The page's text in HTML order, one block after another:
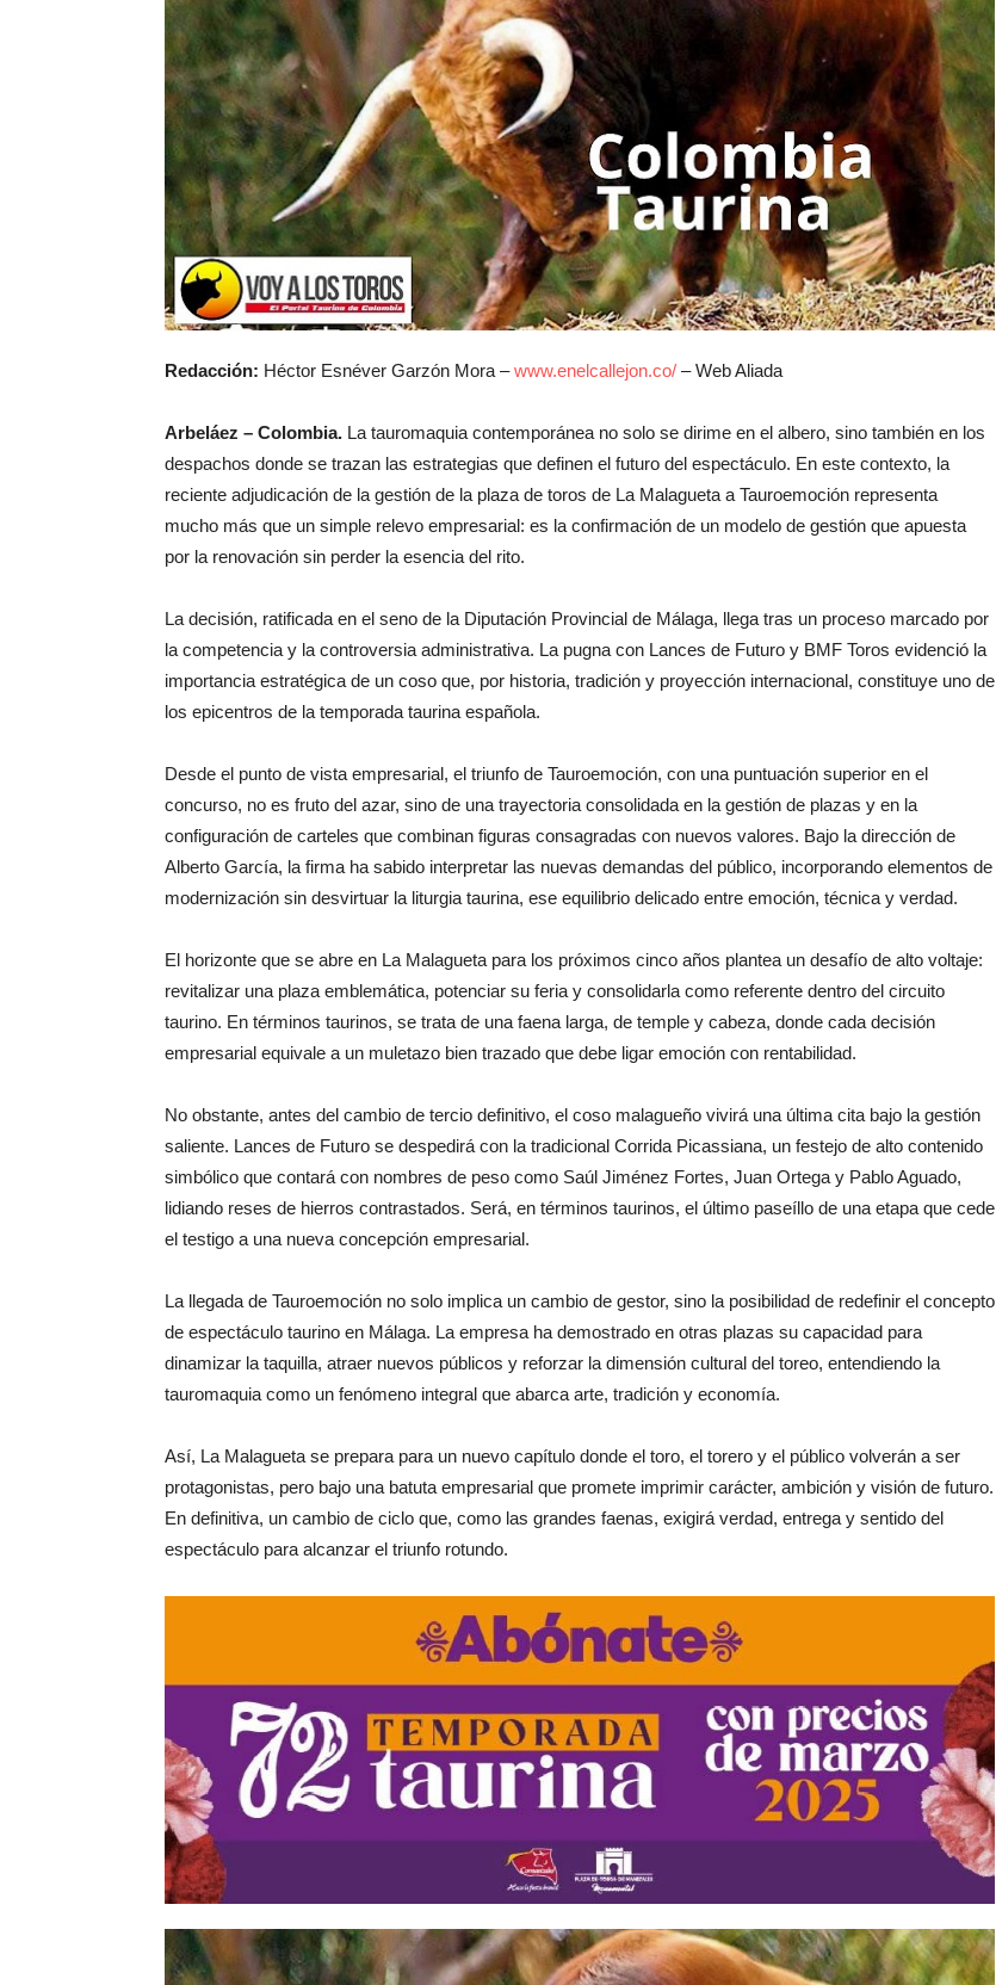
Redacción: Héctor Esnéver Garzón Mora –www.enelcallejon.co/ – Web Aliada
Arbeláez – Colombia. La tauromaquia contemporánea no solo se dirime en el albero, sino también en los
despachos donde se trazan las estrategias que definen el futuro del espectáculo. En este contexto, la
reciente adjudicación de la gestión de la plaza de toros de La Malagueta a Tauroemoción representa
mucho más que un simple relevo empresarial: es la confirmación de un modelo de gestión que apuesta
por la renovación sin perder la esencia del rito.
La decisión, ratificada en el seno de la Diputación Provincial de Málaga, llega tras un proceso marcado por
la competencia y la controversia administrativa. La pugna con Lances de Futuro y BMF Toros evidenció la
importancia estratégica de un coso que, por historia, tradición y proyección internacional, constituye uno de
los epicentros de la temporada taurina española.
Desde el punto de vista empresarial, el triunfo de Tauroemoción, con una puntuación superior en el
concurso, no es fruto del azar, sino de una trayectoria consolidada en la gestión de plazas y en la
configuración de carteles que combinan figuras consagradas con nuevos valores. Bajo la dirección de
Alberto García, la firma ha sabido interpretar las nuevas demandas del público, incorporando elementos de
modernización sin desvirtuar la liturgia taurina, ese equilibrio delicado entre emoción, técnica y verdad.
El horizonte que se abre en La Malagueta para los próximos cinco años plantea un desafío de alto voltaje:
revitalizar una plaza emblemática, potenciar su feria y consolidarla como referente dentro del circuito
taurino. En términos taurinos, se trata de una faena larga, de temple y cabeza, donde cada decisión
empresarial equivale a un muletazo bien trazado que debe ligar emoción con rentabilidad.
No obstante, antes del cambio de tercio definitivo, el coso malagueño vivirá una última cita bajo la gestión
saliente. Lances de Futuro se despedirá con la tradicional Corrida Picassiana, un festejo de alto contenido
simbólico que contará con nombres de peso como Saúl Jiménez Fortes, Juan Ortega y Pablo Aguado,
lidiando reses de hierros contrastados. Será, en términos taurinos, el último paseíllo de una etapa que cede
el testigo a una nueva concepción empresarial.
La llegada de Tauroemoción no solo implica un cambio de gestor, sino la posibilidad de redefinir el concepto
de espectáculo taurino en Málaga. La empresa ha demostrado en otras plazas su capacidad para
dinamizar la taquilla, atraer nuevos públicos y reforzar la dimensión cultural del toreo, entendiendo la
tauromaquia como un fenómeno integral que abarca arte, tradición y economía.
Así, La Malagueta se prepara para un nuevo capítulo donde el toro, el torero y el público volverán a ser
protagonistas, pero bajo una batuta empresarial que promete imprimir carácter, ambición y visión de futuro.
En definitiva, un cambio de ciclo que, como las grandes faenas, exigirá verdad, entrega y sentido del
espectáculo para alcanzar el triunfo rotundo.